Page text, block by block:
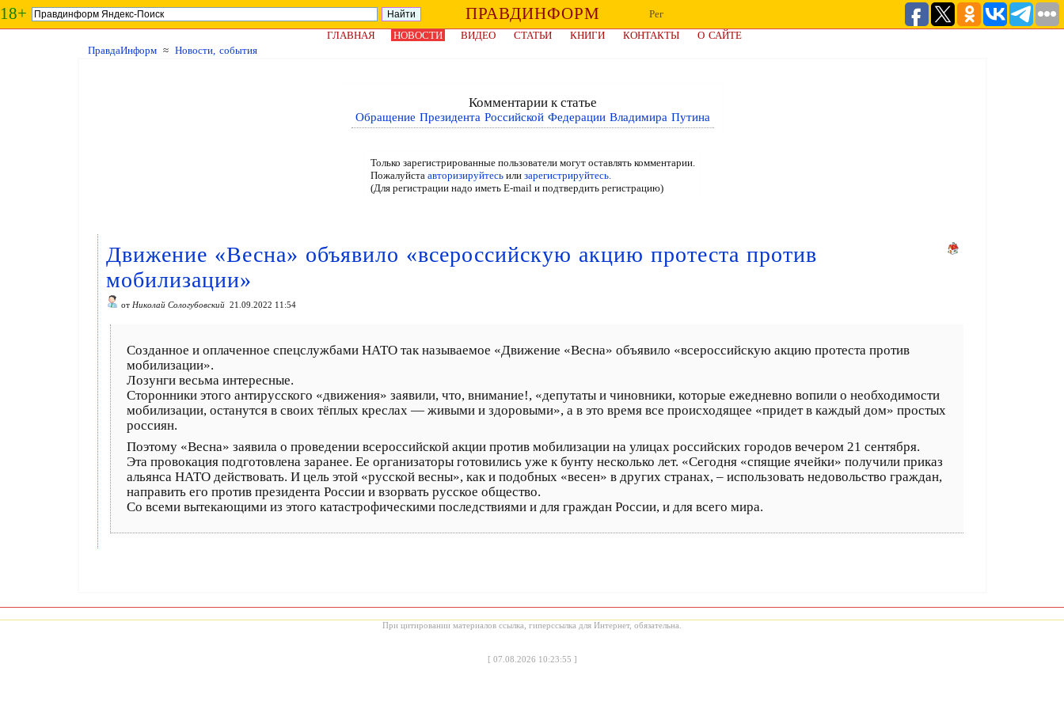
18+ ПРАВДИНФОРМ
Рег
ГЛАВНАЯ
НОВОСТИ ВИДЕО СТАТЬИ КНИГИ КОНТАКТЫ
О САЙТЕ
ПравдаИнформ ≈ Новости, события
Комментарии к статье
Обращение Президента Российской Федерации Владимира Путина
Только зарегистрированные пользователи могут оставлять комментарии.
Пожалуйста авторизируйтесьили зарегистрируйтесь.
(Для регистрации надо иметь E-mail и подтвердить регистрацию)
Движение «Весна» объявило «всероссийскую акцию протеста против
мобилизации»
от Николай Сологубовский 21.09.2022 11:54
Созданное и оплаченное спецслужбами НАТО так называемое «Движение «Весна» объявило «всероссийскую акцию протеста против
мобилизации».
Лозунги весьма интересные.
Сторонники этого антирусского «движения» заявили, что, внимание!, «депутаты и чиновники, которые ежедневно вопили о необходимости
мобилизации, останутся в своих тёплых креслах — живыми и здоровыми», а в это время все происходящее «придет в каждый дом» простых
россиян.
Поэтому «Весна» заявила о проведении всероссийской акции против мобилизации на улицах российских городов вечером 21 сентября.
Эта провокация подготовлена заранее. Ее организаторы готовились уже к бунту несколько лет. «Сегодня «спящие ячейки» получили приказ
альянса НАТО действовать. И цель этой «русской весны», как и подобных «весен» в других странах, – использовать недовольство граждан,
направить его против президента России и взорвать русское общество.
Со всеми вытекающими из этого катастрофическими последствиями и для граждан России, и для всего мира.
При цитировании материалов ссылка, гиперссылка для Интернет, обязательна.
[ 07.08.2026 10:23:55 ]